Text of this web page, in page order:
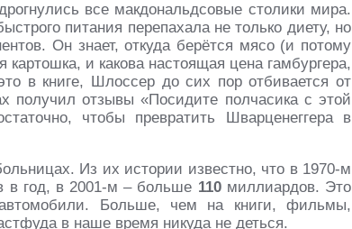
все макдональдсовые столики мира.
питания перепахала не только диету, но
Он знает, откуда берётся мясо (и потому
и какова настоящая цена гамбургера,
в книге, Шлоссер до сих пор отбивается от
получил отзывы «Посидите полчасика с этой
чтобы превратить Шварценеггера в
Из их истории известно, что в 1970-м
в год, в 2001-м – больше 110миллиардов. Это
Больше, чем на книги, фильмы,
в наше время никуда не деться.